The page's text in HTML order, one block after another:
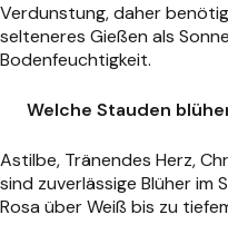
Verdunstung, daher
selteneres Gießen als
Bodenfeuchtigkeit.
Welche Stauden
Astilbe, Tränendes Herz,
sind zuverlässige Blüher im
Rosa über Weiß bis zu